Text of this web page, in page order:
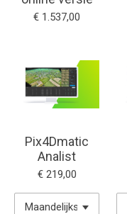
€ 1.537,00
Pix4Dmatic
Analist
€ 219,00